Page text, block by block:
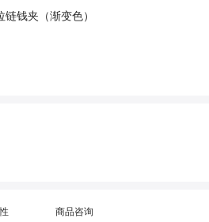
钱夹（渐变色）
商品咨询